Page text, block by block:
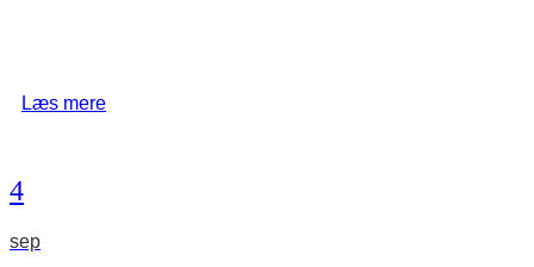
Læs mere
4
sep